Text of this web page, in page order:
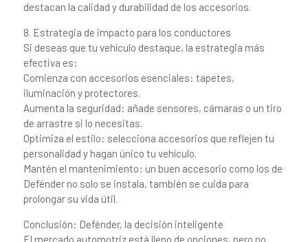
destacan la calidad y durabilidad de los accesorios.
8. Estrategia de impacto para los conductores
Si deseas que tu vehículo destaque, la estrategia más
efectiva es:
Comienza con accesorios esenciales: tapetes,
iluminación y protectores.
Aumenta la seguridad: añade sensores, cámaras o un tiro
de arrastre si lo necesitas.
Optimiza el estilo: selecciona accesorios que reflejen tu
personalidad y hagan único tu vehículo.
Mantén el mantenimiento: un buen accesorio como los de
Defénder no solo se instala, también se cuida para
prolongar su vida útil.
Conclusión: Defénder, la decisión inteligente
El mercado automotriz está lleno de opciones, pero no